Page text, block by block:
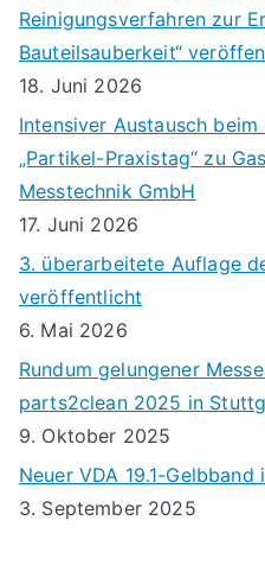
Reinigungsverfahren zur
Bauteilsauberkeit“
18. Juni 2026
Intensiver Austausch
„Partikel-Praxistag“ zu
Messtechnik GmbH
17. Juni 2026
3. überarbeitete Auflage
veröffentlicht
6. Mai 2026
Rundum gelungener
parts2clean 2025 in
9. Oktober 2025
Neuer VDA 19.1-
3. September 2025